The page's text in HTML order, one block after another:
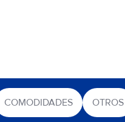
COMODIDADES OTROS